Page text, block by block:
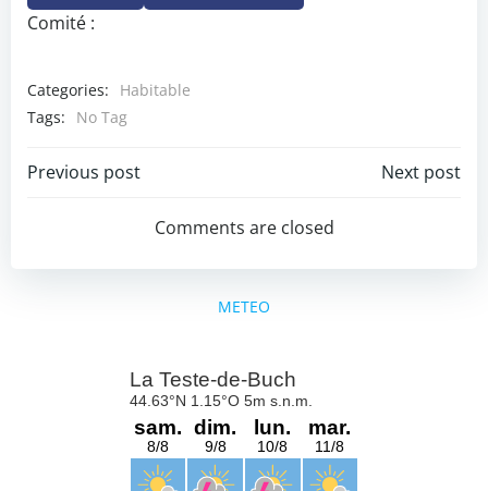
Comité :
Categories:
Habitable
Tags:
No Tag
Post
navigation
Previous post
navigation
Next post
Comments are closed
METEO